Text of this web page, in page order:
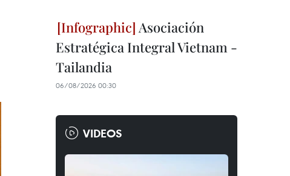
Asociación
Estratégica Integral Vietnam -
Tailandia
06/08/2026 00:30
VIDEOS